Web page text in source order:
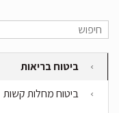
ביטוח בריאות
ביטוח מחלות קשות